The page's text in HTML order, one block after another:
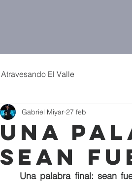
Atravesando El Valle
Una
Sean
Gabriel Miyar 27 feb
Una palabra final: sean